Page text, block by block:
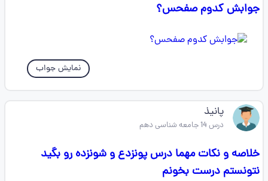
جوابش کدوم صفحس؟
نمایش جواب
پانیذ
درس 14 جامعه شناسی دهم
خلاصه و نکات مهما درس پونزدع و شونزده رو بگید
نتونستم درست بخونم